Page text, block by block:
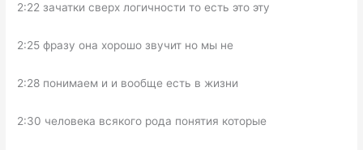
2:22 зачатки сверх логичности то есть это эту
2:25 фразу она хорошо звучит но мы не
2:28 понимаем и и вообще есть в жизни
2:30 человека всякого рода понятия которые